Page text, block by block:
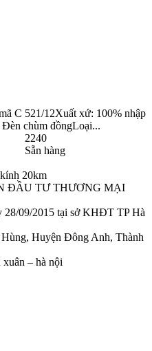
C 521/12Xuất xứ: 100% nhập
chùm đồngLoại...
2240
Sẵn hàng
20km
ĐẦU TƯ THƯƠNG MẠI
28/09/2015 tại sở KHĐT TP Hà
Huyện Đông Anh, Thành
– hà nội